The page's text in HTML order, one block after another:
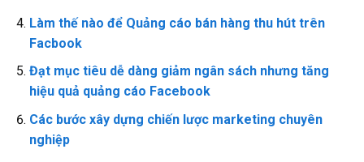
Làm thế nào để Quảng cáo bán hàng thu hút trên
Facbook
Đạt mục tiêu dễ dàng giảm ngân sách nhưng tăng
hiệu quả quảng cáo Facebook
Các bước xây dựng chiến lược marketing chuyên
nghiệp